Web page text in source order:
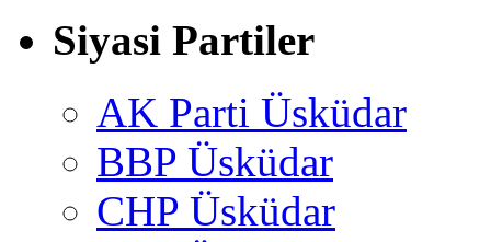
Siyasi Partiler
AK Parti Üsküdar
BBP Üsküdar
CHP Üsküdar